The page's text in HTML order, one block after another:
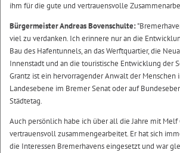
ihm für die gute und vertrauensvolle
Bürgermeister Andreas Bovenschulte:
viel zu verdanken. Ich erinnere nur an die
Bau des Hafentunnels, an das Werftquartier, die
Innenstadt und an die touristische Entwicklung der
Grantz ist ein hervorragender Anwalt der Menschen
Landesebene im Bremer Senat oder auf
Städtetag.
Auch persönlich habe ich über all die Jahre mit Melf
vertrauensvoll zusammengearbeitet. Er hat sich
die Interessen Bremerhavens eingesetzt und war